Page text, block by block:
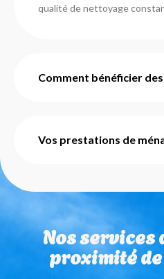
qualité de nettoyage
payez que 50% du montant
service est mis en place par
utiliser vos Chèques Emploi
pour régler vos factures de
sans engagement de durée.
d'un ménage ponctuel ou
modifier ou d'arrêter vos
appel à votre agence de La
Nos services
proximité